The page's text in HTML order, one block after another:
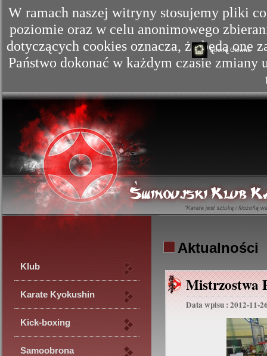
W ramach naszej witryny stosujemy pliki
poziomie oraz w celu anonimowego
dotyczących cookies oznacza, że będą one
Państwo dokonać w każdym czasie
Strona Główna
Klub
Karate Kyokushin
Kick-boxing
Samoobrona
Aktualności
Mistrzostwa
Data wpisu : 2012-11-